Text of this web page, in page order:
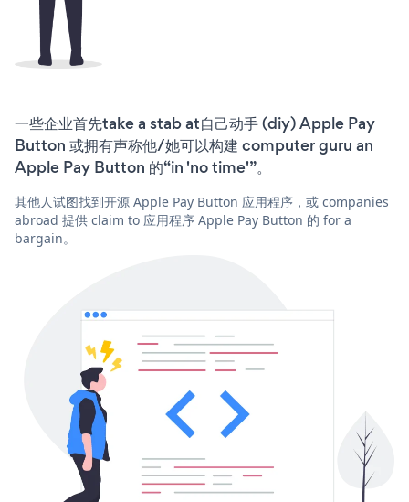
一些企业首先take a stab at自己动手 (diy) Apple Pay
Button 或拥有声称他/她可以构建 computer guru an
Apple Pay Button 的“in 'no time'”。
其他人试图找到开源 Apple Pay Button 应用程序，或 companies
abroad 提供 claim to 应用程序 Apple Pay Button 的 for a
bargain。